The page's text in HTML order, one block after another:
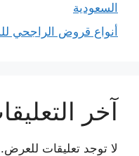
السعودية
أنواع قروض الراجحي
آخر
لا توجد تعليقات للعرض.